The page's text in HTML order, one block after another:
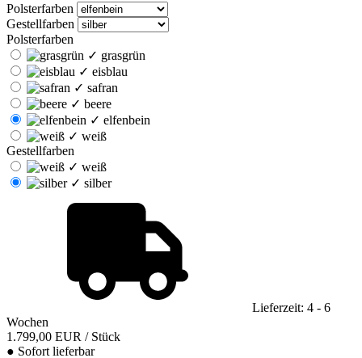
Polsterfarben
Gestellfarben
Polsterfarben
✓ grasgrün
✓ eisblau
✓ safran
✓ beere
✓ elfenbein
✓ weiß
Gestellfarben
✓ weiß
✓ silber
Lieferzeit: 4 - 6
Wochen
1.799,00 EUR / Stück
● Sofort lieferbar